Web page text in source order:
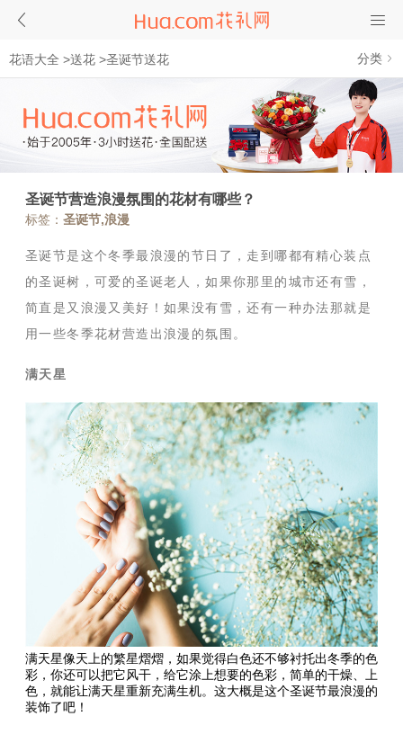
花语大全 >送花 >圣诞节送花 分类
圣诞节营造浪漫氛围的花材有哪些？
标签： 圣诞节,浪漫
圣诞节是这个冬季最浪漫的节日了，走到哪都有精心装点
的圣诞树，可爱的圣诞老人，如果你那里的城市还有雪，
简直是又浪漫又美好！如果没有雪，还有一种办法那就是
用一些冬季花材营造出浪漫的氛围。
满天星
满天星像天上的繁星熠熠，如果觉得白色还不够衬托出冬季的色
彩，你还可以把它风干，给它涂上想要的色彩，简单的干燥、上
色，就能让满天星重新充满生机。这大概是这个圣诞节最浪漫的
装饰了吧！